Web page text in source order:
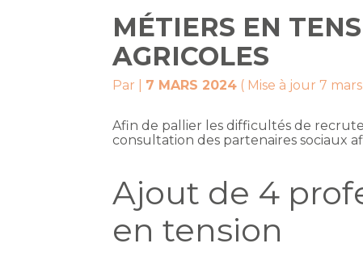
MÉTIERS EN
AGRICOLES
Par 7 MARS 2024 ( Mise à jour 7
Afin de pallier les difficultés de
consultation des partenaires sociaux
Ajout de 4
en tension